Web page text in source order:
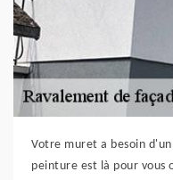
Votre muret a besoin
peinture est là pour vous